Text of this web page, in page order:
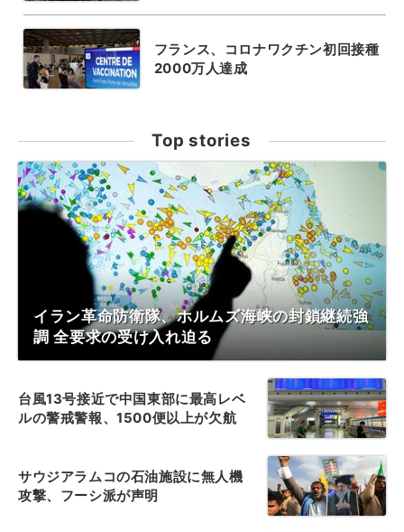
フランス、コロナワクチン初回接種
2000万人達成
Top stories
イラン革命防衛隊、ホルムズ海峡の封鎖継続強
調 全要求の受け入れ迫る
台風13号接近で中国東部に最高レベ
ルの警戒警報、1500便以上が欠航
サウジアラムコの石油施設に無人機
攻撃、フーシ派が声明